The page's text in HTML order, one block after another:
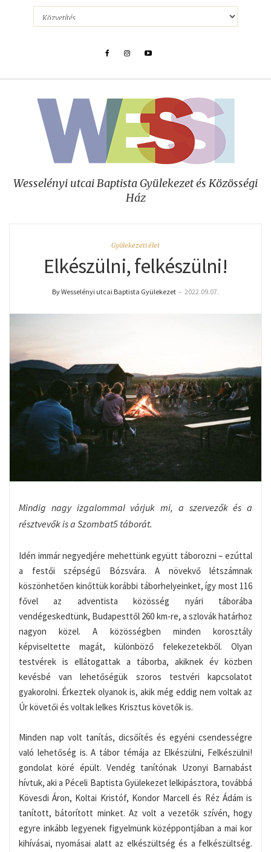
Wesselényi utcai Baptista Gyülekezet és Közösségi
Ház
Gyülekezeti élet
Elkészülni, felkészülni!
By Wesselényi utcai Baptista Gyülekezet – 2022.09.07.
Mindig nagy izgalommal várjuk mi, a szervezők és a
résztvevők is a Szombat5 táborát.
Idén immár negyedjére mehettünk együtt táborozni – ezúttal
a festői szépségű Bózsvára. A növekvő létszámnak
köszönhetően kinőttük korábbi táborhelyeinket, így most 116
fővel az adventista közösség nyári táborába
vendégeskedtünk, Budapesttől 260 km-re, a szlovák határhoz
nagyon közel. A közösségben minden korosztály
képviseltette magát, különböző felekezetekből. Olyan
testvérek is ellátogattak a táborba, akiknek év közben
kevésbé van lehetőségük szoros testvéri kapcsolatot
gyakorolni. Érkeztek olyanok is, akik még eddig nem voltak az
Úr követői és voltak lelkes Krisztus követők is.
Minden nap volt tanítás, dicsőítés és egyéni csendességre
való lehetőség is. A tábor témája az Elkészülni, Felkészülni!
gondolat köré épült. Vendég tanítónak Uzonyi Barnabást
hívtuk, aki a Péceli Baptista Gyülekezet lelkipásztora, továbbá
Kövesdi Áron, Koltai Kristóf, Kondor Marcell és Réz Ádám is
tanított, bátorított minket. Az volt a vezetők szívén, hogy
egyre inkább legyenek figyelmünk középpontjában a mai kor
kihívásai, nyomásai alatt az elkészültség és a felkészültség.